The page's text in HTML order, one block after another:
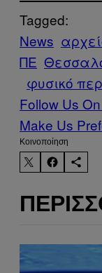
Tagged:
News
ΠΕ
φυσικό
Follow Us
Make Us
Kοινοποίηση